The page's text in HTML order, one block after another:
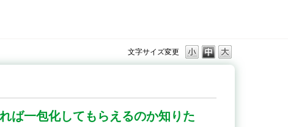
文字サイズ変更
ば一包化してもらえるのか知りた